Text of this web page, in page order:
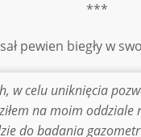
***
pewien biegły w
w celu uniknięcia
na moim
do badania